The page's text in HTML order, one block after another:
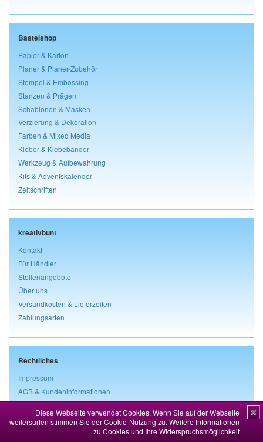
Diese Webseite verwendet Cookies. Wenn Sie auf der Webseite
weitersurfen stimmen Sie der Cookie-Nutzung zu. Weitere Informationen
zu Cookies und Ihre Widerspruchsmöglichkeit
✖
Bastelshop
Papier & Karton
Planer & Planer-Zubehör
Stempel & Embossing
Stanzen & Prägen
Schablonen & Masken
Verzierung & Dekoration
Farben & Mixed Media
Kleber & Klebebänder
Werkzeug & Aufbewahrung
Kits & Adventskalender
Zeitschriften
kreativbunt
Kontakt
Für Händler
Stellenangebote
Über uns
Versandkosten & Lieferzeiten
Zahlungsarten
Rechtliches
Impressum
AGB & Kundeninformationen
Widerrufsbelehrung & Widerrufsformular
Datenschutz
Vertrag widerrufen